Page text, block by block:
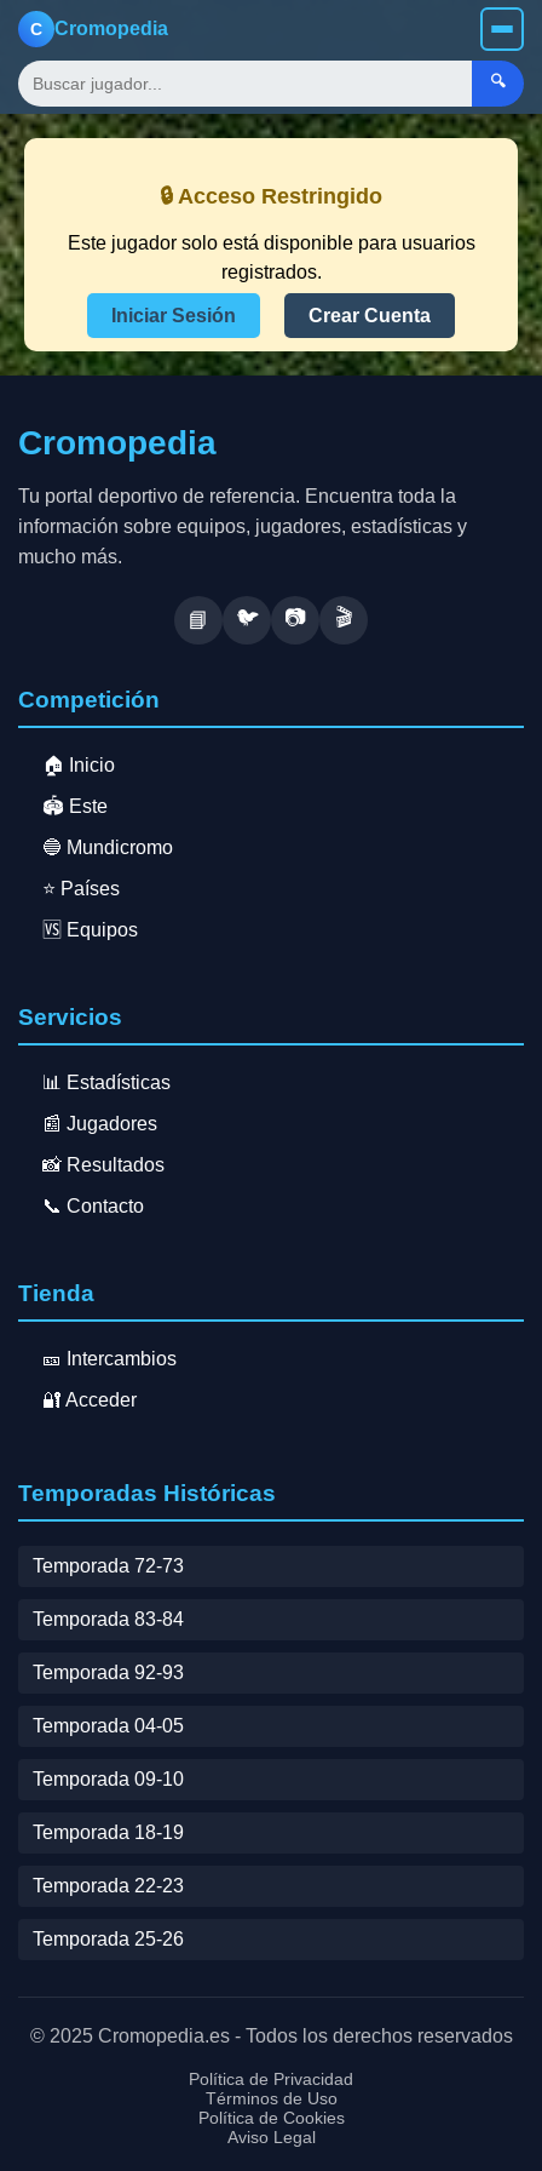
C Cromopedia
🔍
🔒 Acceso Restringido
Este jugador solo está disponible para usuarios
registrados.
Iniciar Sesión Crear Cuenta
Cromopedia
Tu portal deportivo de referencia. Encuentra toda la
información sobre equipos, jugadores, estadísticas y
mucho más.
📘 🐦 📷 🎬
Competición
🏠 Inicio
🏟️ Este
🔵 Mundicromo
⭐ Países
🆚 Equipos
Servicios
📊 Estadísticas
📰 Jugadores
📸 Resultados
📞 Contacto
Tienda
🎫 Intercambios
🔐 Acceder
Temporadas Históricas
Temporada 72-73
Temporada 83-84
Temporada 92-93
Temporada 04-05
Temporada 09-10
Temporada 18-19
Temporada 22-23
Temporada 25-26
© 2025 Cromopedia.es - Todos los derechos reservados
Política de Privacidad
Términos de Uso
Política de Cookies
Aviso Legal